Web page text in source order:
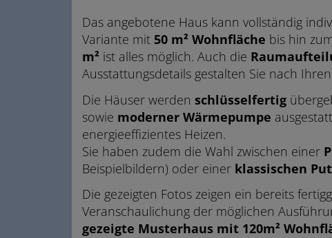
Das angebotene Haus kann vollständig
Variante mit 50 m² Wohnfläche bis hin
m² ist alles möglich. Auch die
Ausstattungsdetails gestalten Sie nach
Die Häuser werden schlüsselfertig
sowie moderner Wärmepumpe
energieeffizientes Heizen.
Sie haben zudem die Wahl zwischen einer
Beispielbildern) oder einer klassischen
Die gezeigten Fotos zeigen ein bereits
Veranschaulichung der möglichen
gezeigte Musterhaus mit 120m²